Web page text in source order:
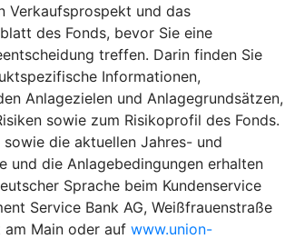
Verkaufsprospekt und das
des Fonds, bevor Sie eine
treffen. Darin finden Sie
Informationen,
Anlagezielen und Anlagegrundsätzen,
sowie zum Risikoprofil des Fonds.
die aktuellen Jahres- und
und die Anlagebedingungen erhalten
Sprache beim Kundenservice
Service Bank AG, Weißfrauenstraße
am Main oder auf www.union-